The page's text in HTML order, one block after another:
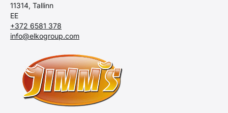
11314, Tallinn
EE
+372 6581 378
info@elkogroup.com